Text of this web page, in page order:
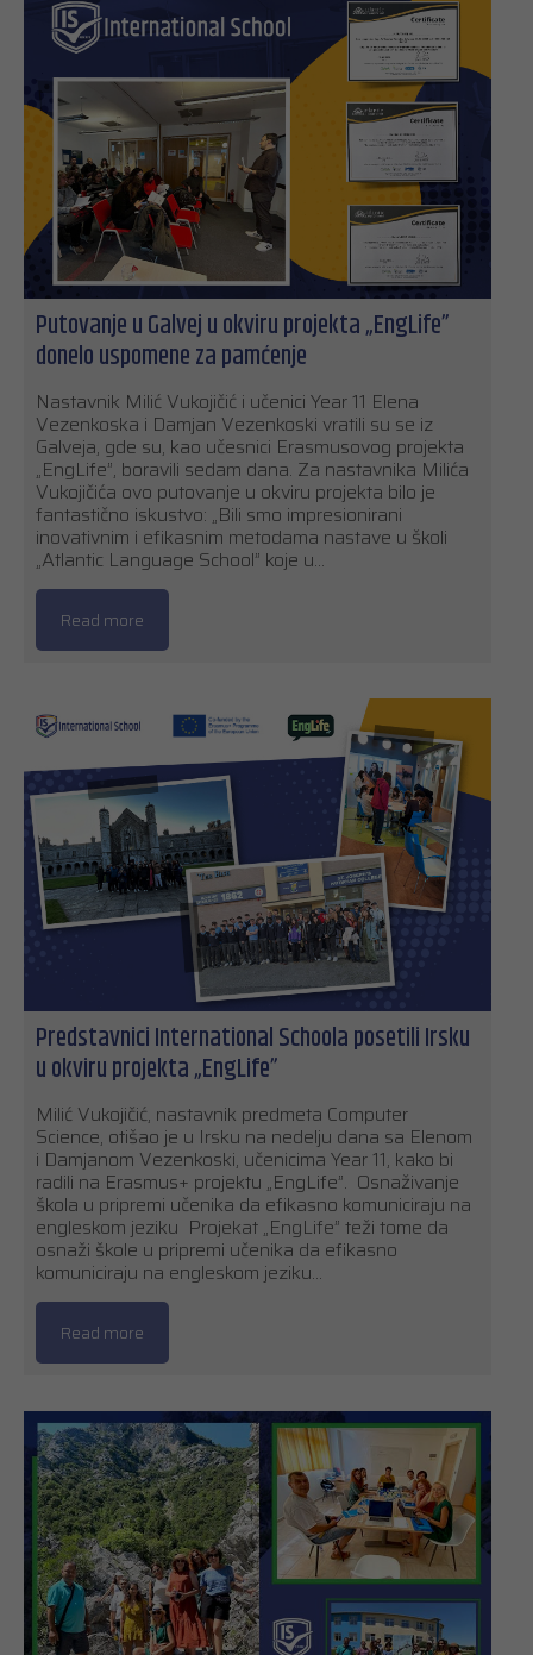
Putovanje u Galvej u okviru projekta „EngLife”
donelo uspomene za pamćenje
Nastavnik Milić Vukojičić i učenici Year 11 Elena
Vezenkoska i Damjan Vezenkoski vratili su se iz
Galveja, gde su, kao učesnici Erasmusovog projekta
„EngLife”, boravili sedam dana. Za nastavnika Milića
Vukojičića ovo putovanje u okviru projekta bilo je
fantastično iskustvo: „Bili smo impresionirani
inovativnim i efikasnim metodama nastave u školi
„Atlantic Language School” koje u…
Read more
Predstavnici International Schoola posetili Irsku
u okviru projekta „EngLife”
Milić Vukojičić, nastavnik predmeta Computer
Science, otišao je u Irsku na nedelju dana sa Elenom
i Damjanom Vezenkoski, učenicima Year 11, kako bi
radili na Erasmus+ projektu „EngLife”. Osnaživanje
škola u ​​pripremi učenika da efikasno komuniciraju na
engleskom jeziku Projekat „EngLife” teži tome da
osnaži škole u ​​pripremi učenika da efikasno
komuniciraju na engleskom jeziku…
Read more